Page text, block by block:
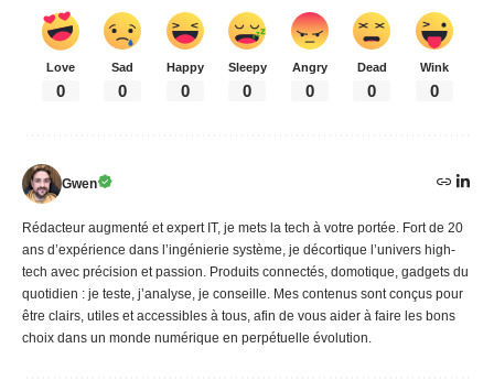
Love
0
Sad
0
Happy
0
Sleepy
0
Angry
0
Dead
0
Wink
0
Gwen
Rédacteur augmenté et expert IT, je mets la tech à votre portée. Fort de 20
ans d’expérience dans l’ingénierie système, je décortique l’univers high-
tech avec précision et passion. Produits connectés, domotique, gadgets du
quotidien : je teste, j’analyse, je conseille. Mes contenus sont conçus pour
être clairs, utiles et accessibles à tous, afin de vous aider à faire les bons
choix dans un monde numérique en perpétuelle évolution.